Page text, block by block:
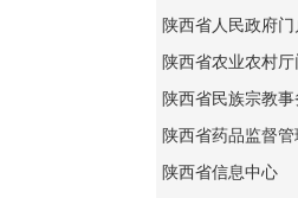
陕西省人民政府
陕西省农业农村
陕西省民族宗教
陕西省药品监督管
陕西省信息中心